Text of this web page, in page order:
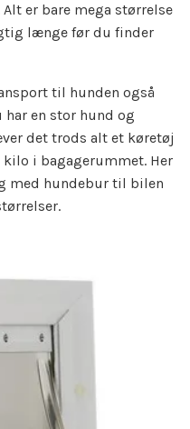
er bare mega størrelse
længe før du finder
til hunden også
en stor hund og
det trods alt et køretøj
i bagagerummet. Her
med hundebur til bilen